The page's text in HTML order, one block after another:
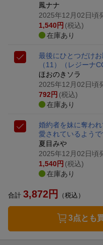
鳳ナナ
2025年12月02日頃
1,540円 (税込)
在庫あり
最後にひとつだけ
（11）
（レジーナ
ほおのきソラ
2025年12月02日頃
792 円 (税込)
在庫あり
婚約者を妹に奪わ
愛されているようで
夏目みや
2025年12月02日頃
1,540円 (税込)
在庫あり
合計 3,872円 （税込）
3点とも